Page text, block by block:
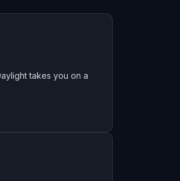
takes you on a